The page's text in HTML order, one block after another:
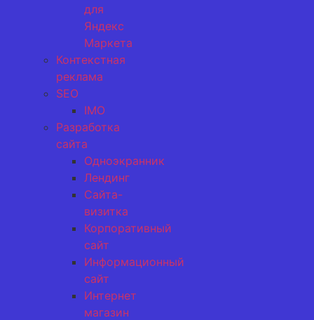
для
Яндекс
Маркета
Контекстная
реклама
SEO
IMO
Разработка
сайта
Одноэкранник
Лендинг
Сайта-
визитка
Корпоративный
сайт
Информационный
сайт
Интернет
магазин